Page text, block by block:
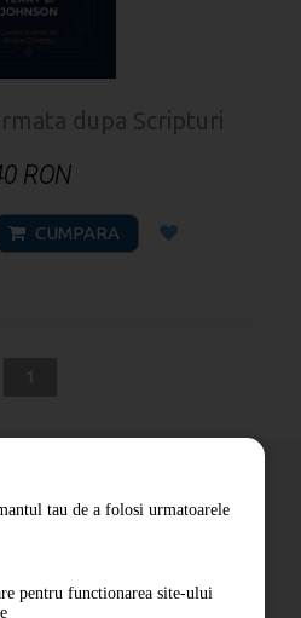
dupa Scripturi
RON
CUMPARA
tau de a folosi urmatoarele
pentru functionarea site-ului